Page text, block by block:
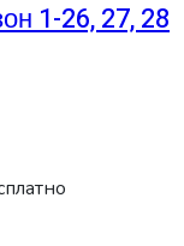
1-26, 27, 28